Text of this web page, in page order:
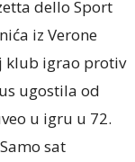
dello Sport
iz Verone
klub igrao protiv
ugostila od
u igru u 72.
sat